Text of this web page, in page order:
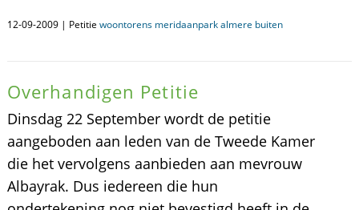
12-09-2009 | Petitie woontorens meridaanpark almere buiten
Overhandigen Petitie
Dinsdag 22 September wordt de petitie
aangeboden aan leden van de Tweede Kamer
die het vervolgens aanbieden aan mevrouw
Albayrak. Dus iedereen die hun